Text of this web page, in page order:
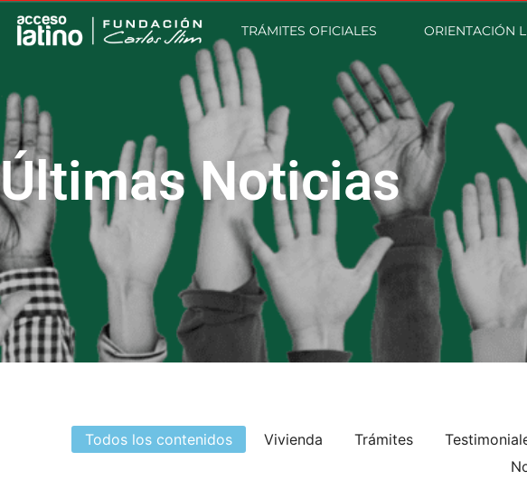
TRÁMITES OFICIALES ORIENTACIÓN
Últimas Noticias
Todos los contenidos Vivienda Trámites